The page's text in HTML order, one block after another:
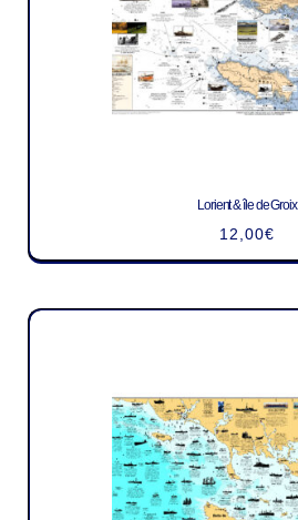
Lorient & île de Groix
12,00€